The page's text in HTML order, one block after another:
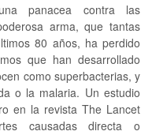
panacea contra las
arma, que tantas
80 años, ha perdido
que han desarrollado
como superbacterias, y
o la malaria. Un estudio
en la revista The Lancet
causadas directa o